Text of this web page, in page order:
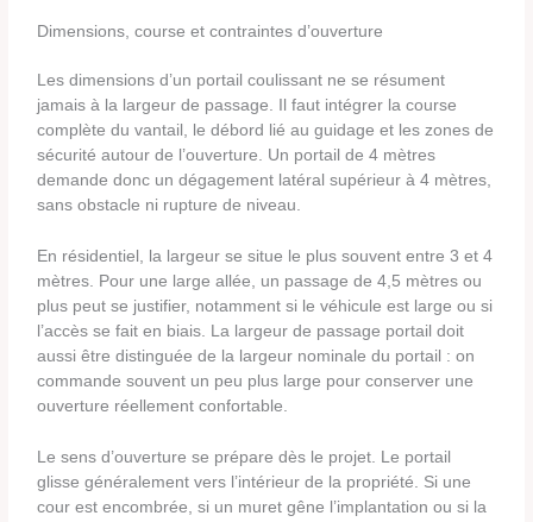
Dimensions, course et contraintes d’ouverture
Les dimensions d’un portail coulissant ne se résument
jamais à la largeur de passage. Il faut intégrer la course
complète du vantail, le débord lié au guidage et les zones de
sécurité autour de l’ouverture. Un portail de 4 mètres
demande donc un dégagement latéral supérieur à 4 mètres,
sans obstacle ni rupture de niveau.
En résidentiel, la largeur se situe le plus souvent entre 3 et 4
mètres. Pour une large allée, un passage de 4,5 mètres ou
plus peut se justifier, notamment si le véhicule est large ou si
l’accès se fait en biais. La largeur de passage portail doit
aussi être distinguée de la largeur nominale du portail : on
commande souvent un peu plus large pour conserver une
ouverture réellement confortable.
Le sens d’ouverture se prépare dès le projet. Le portail
glisse généralement vers l’intérieur de la propriété. Si une
cour est encombrée, si un muret gêne l’implantation ou si la